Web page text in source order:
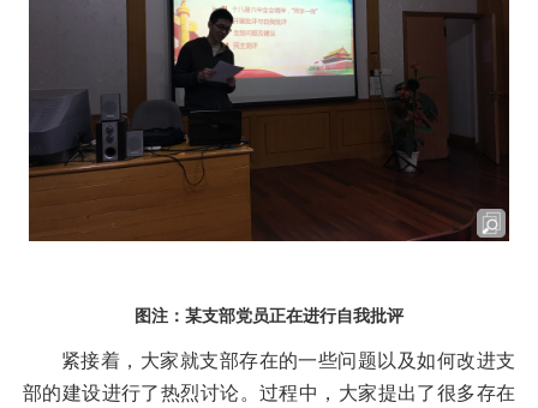
图注：某支部党员正在进行自我批评
紧接着，大家就支部存在的一些问题以及如何改进支
部的建设进行了热烈讨论。过程中，大家提出了很多存在